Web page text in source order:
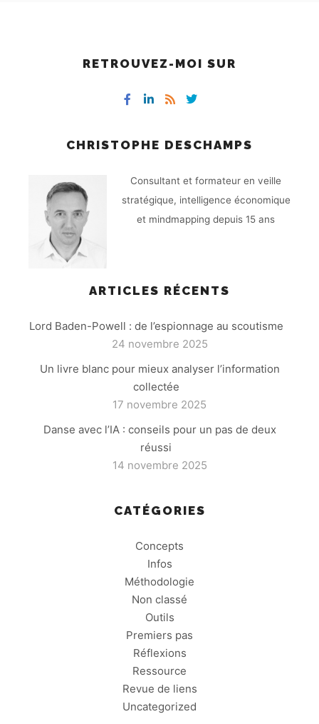
RETROUVEZ-MOI SUR
CHRISTOPHE DESCHAMPS
Consultant et formateur en veille
stratégique, intelligence économique
et mindmapping depuis 15 ans
ARTICLES RÉCENTS
Lord Baden-Powell : de l’espionnage au scoutisme
24 novembre 2025
Un livre blanc pour mieux analyser l’information
collectée
17 novembre 2025
Danse avec l’IA : conseils pour un pas de deux
réussi
14 novembre 2025
CATÉGORIES
Concepts
Infos
Méthodologie
Non classé
Outils
Premiers pas
Réflexions
Ressource
Revue de liens
Uncategorized